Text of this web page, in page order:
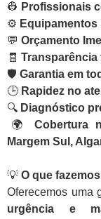
👷 Profissionais
⚙️
💬 Orçamento
🧾
🛡️ Garantia em
🕒 Rapidez no
🔍 Diagnóstico
🌍 Cobertura
Margem Sul,
💡 O que
Oferecemos uma
urgência e